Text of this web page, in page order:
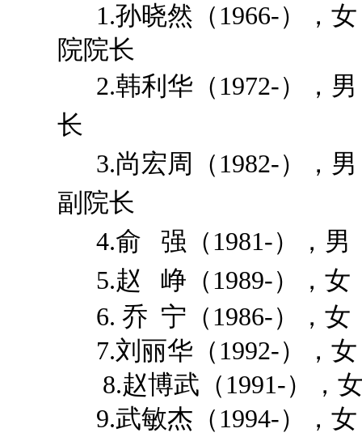
1.孙晓然（1966-），女
院院长
2.韩利华（1972-），男
长
3.尚宏周（1982-），男
副院长
4.俞 强（1981-），男
5.赵 峥（1989-），女
6. 乔 宁（1986-），女
7.刘丽华（1992-），女
8.赵博武（1991-），
9.武敏杰（1994-），女